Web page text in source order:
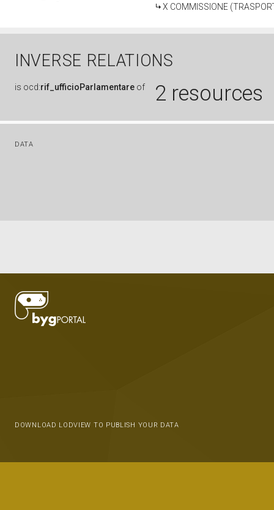
X COMMISSIONE
INVERSE RELATIONS
is ocd:rif_ufficioParlamentare of 2 resources
DATA
DOWNLOAD LODVIEW TO PUBLISH YOUR DATA